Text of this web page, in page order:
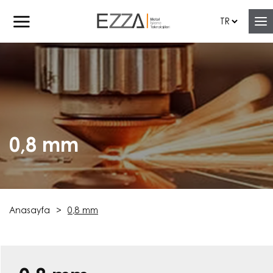
0,8 mm
Anasayfa 0,8 mm